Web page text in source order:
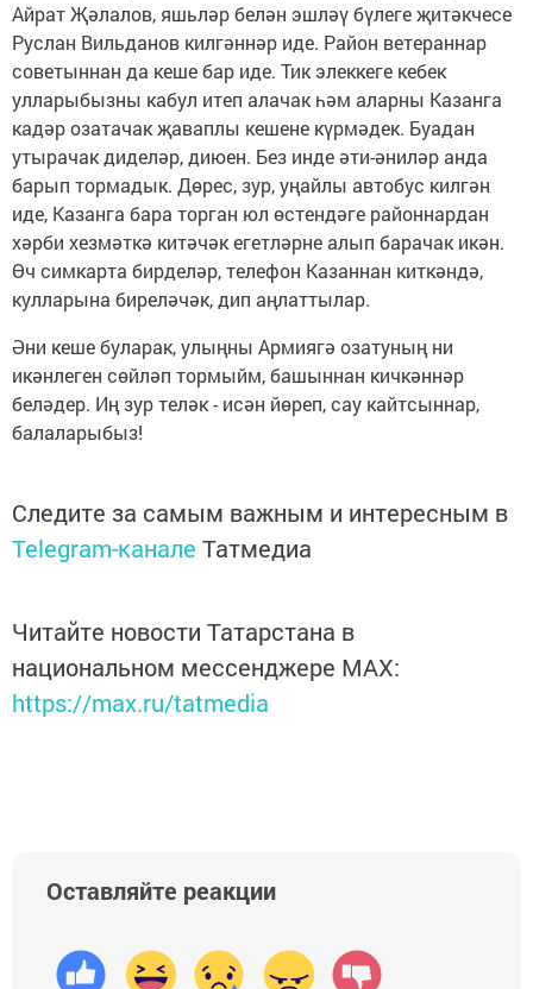
Айрат Җәлалов, яшьләр белән эшләү бүлеге җитәкчесе
Руслан Вильданов килгәннәр иде. Район ветераннар
советыннан да кеше бар иде. Тик элеккеге кебек
улларыбызны кабул итеп алачак һәм аларны Казанга
кадәр озатачак җаваплы кешене күрмәдек. Буадан
утырачак диделәр, диюен. Без инде әти-әниләр анда
барып тормадык. Дөрес, зур, уңайлы автобус килгән
иде, Казанга бара торган юл өстендәге районнардан
хәрби хезмәткә китәчәк егетләрне алып барачак икән.
Өч симкарта бирделәр, телефон Казаннан киткәндә,
кулларына биреләчәк, дип аңлаттылар.
Әни кеше буларак, улыңны Армиягә озатуның ни
икәнлеген сөйләп тормыйм, башыннан кичкәннәр
беләдер. Иң зур теләк - исән йөреп, сау кайтсыннар,
балаларыбыз!
Следите за самым важным и интересным в
Telegram-канале Татмедиа
Читайте новости Татарстана в
национальном мессенджере MАХ:
https://max.ru/tatmedia
Оставляйте реакции